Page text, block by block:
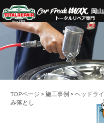
TOPページ >施工事例 >ヘッドラ
み落とし